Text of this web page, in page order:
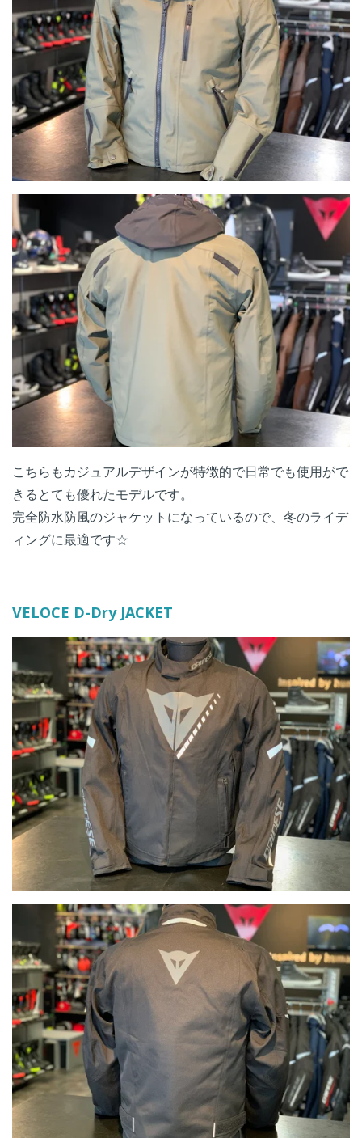
こちらもカジュアルデザインが特徴的で日常でも使用がで
きるとても優れたモデルです。
完全防水防風のジャケットになっているので、冬のライデ
ィングに最適です☆
VELOCE D-Dry JACKET